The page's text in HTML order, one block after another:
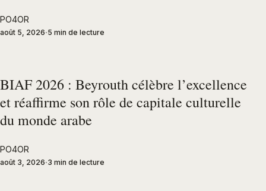
PO4OR
août 5, 2026 5 min de lecture
BIAF 2026 : Beyrouth célèbre l’excellence
et réaffirme son rôle de capitale culturelle
du monde arabe
PO4OR
août 3, 2026 3 min de lecture